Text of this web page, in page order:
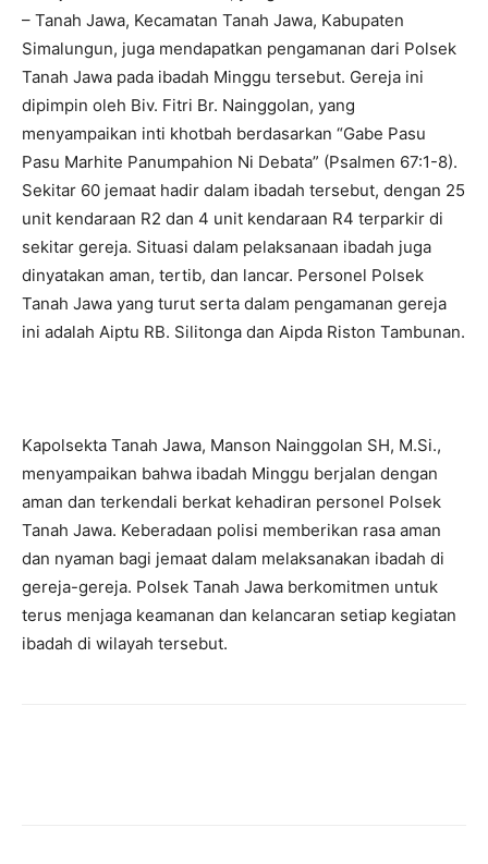
– Tanah Jawa, Kecamatan Tanah Jawa, Kabupaten
Simalungun, juga mendapatkan pengamanan dari Polsek
Tanah Jawa pada ibadah Minggu tersebut. Gereja ini
dipimpin oleh Biv. Fitri Br. Nainggolan, yang
menyampaikan inti khotbah berdasarkan “Gabe Pasu
Pasu Marhite Panumpahion Ni Debata” (Psalmen 67:1-8).
Sekitar 60 jemaat hadir dalam ibadah tersebut, dengan 25
unit kendaraan R2 dan 4 unit kendaraan R4 terparkir di
sekitar gereja. Situasi dalam pelaksanaan ibadah juga
dinyatakan aman, tertib, dan lancar. Personel Polsek
Tanah Jawa yang turut serta dalam pengamanan gereja
ini adalah Aiptu RB. Silitonga dan Aipda Riston Tambunan.
Kapolsekta Tanah Jawa, Manson Nainggolan SH, M.Si.,
menyampaikan bahwa ibadah Minggu berjalan dengan
aman dan terkendali berkat kehadiran personel Polsek
Tanah Jawa. Keberadaan polisi memberikan rasa aman
dan nyaman bagi jemaat dalam melaksanakan ibadah di
gereja-gereja. Polsek Tanah Jawa berkomitmen untuk
terus menjaga keamanan dan kelancaran setiap kegiatan
ibadah di wilayah tersebut.